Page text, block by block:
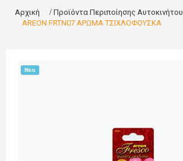
Αρχική Προϊόντα Περιποίησης Αυτοκινήτου
AREON FRTN07 ΑΡΩΜΑ ΤΣΙΧΛΟΦΟΥΣΚΑ
Νέο